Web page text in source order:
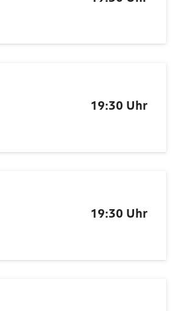
19:30 Uhr
19:30 Uhr